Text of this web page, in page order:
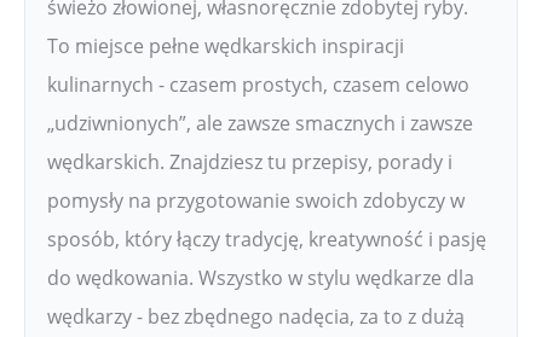
świeżo złowionej, własnoręcznie zdobytej ryby.
To miejsce pełne wędkarskich inspiracji
kulinarnych - czasem prostych, czasem celowo
„udziwnionych”, ale zawsze smacznych i zawsze
wędkarskich. Znajdziesz tu przepisy, porady i
pomysły na przygotowanie swoich zdobyczy w
sposób, który łączy tradycję, kreatywność i pasję
do wędkowania. Wszystko w stylu wędkarze dla
wędkarzy - bez zbędnego nadęcia, za to z dużą